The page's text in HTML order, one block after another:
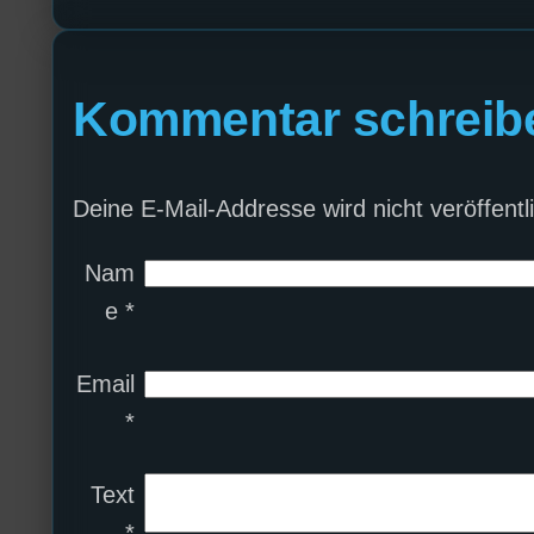
Kommentar
Deine E-Mail-Addresse wird nicht
Nam
e *
Email
*
Text